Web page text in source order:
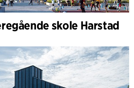
skole Harstad